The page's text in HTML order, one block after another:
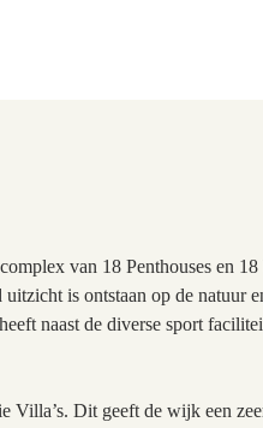
van 18 Penthouses en 18
is ontstaan op de natuur
naast de diverse sport
Villa’s. Dit geeft de wijk een